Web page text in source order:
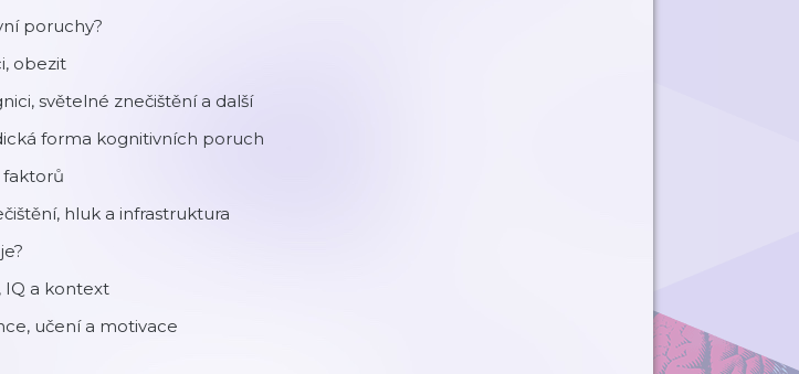
poruchy?
obezit
světelné znečištění a další
forma kognitivních poruch
faktorů
hluk a infrastruktura
IQ a kontext
učení a motivace